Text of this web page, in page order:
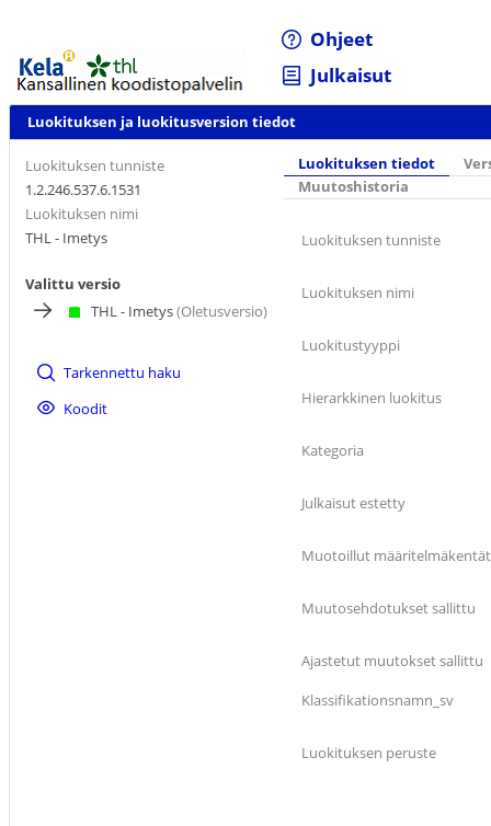
Ohjeet
Julkaisut
Luokituksen ja luokitusversion tiedot
Luokituksen tunniste
1.2.246.537.6.1531
Luokituksen nimi
THL - Imetys
Valittu versio
THL - Imetys(Oletusversio)
Tarkennettu haku
Koodit
Luokituksen tiedot
Muutoshistoria
Luokituksen tunniste
Luokituksen nimi
Luokitustyyppi
Hierarkkinen luokitus
Kategoria
Julkaisut estetty
Muotoillut määritelmäkentät
Muutosehdotukset sallittu
Ajastetut muutokset sallittu
Klassifikationsnamn_sv
Luokituksen peruste